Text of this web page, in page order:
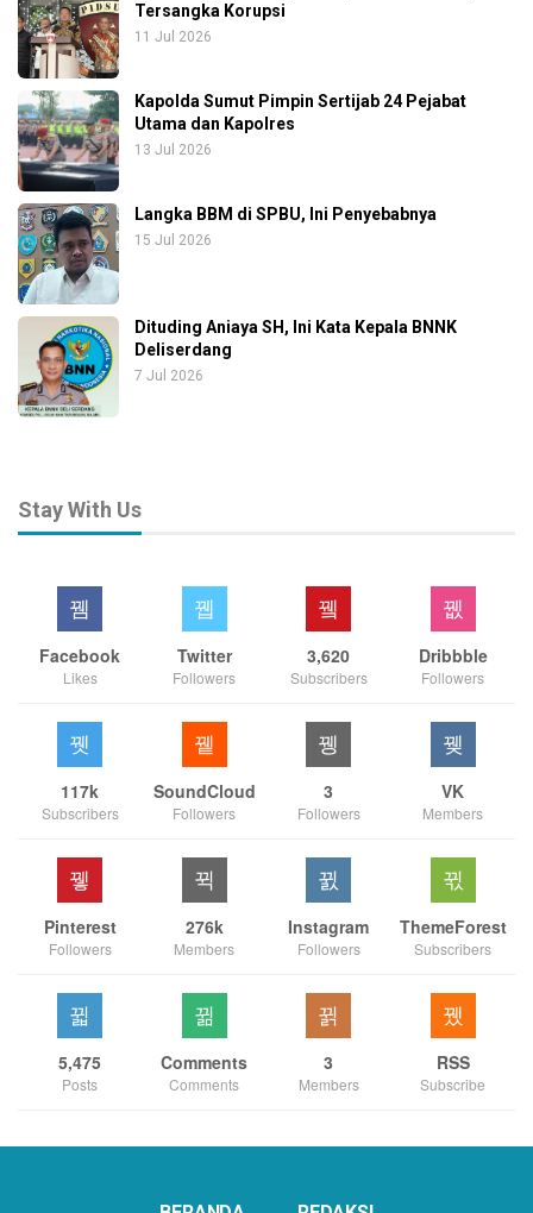
Tersangka Korupsi
11 Jul 2026
Kapolda Sumut Pimpin Sertijab 24 Pejabat
Utama dan Kapolres
13 Jul 2026
Langka BBM di SPBU, Ini Penyebabnya
15 Jul 2026
Dituding Aniaya SH, Ini Kata Kepala BNNK
Deliserdang
7 Jul 2026
Stay With Us
Facebook
Likes
Twitter
Followers
3,620
Subscribers
Dribbble
Followers
117k
Subscribers
SoundCloud
Followers
3
Followers
VK
Members
Pinterest
Followers
276k
Members
Instagram
Followers
ThemeForest
Subscribers
5,475
Posts
Comments
Comments
3
Members
RSS
Subscribe